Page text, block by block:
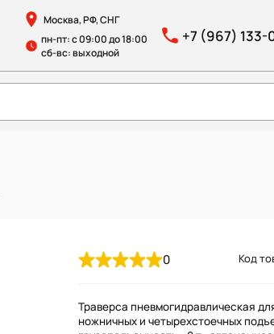
Москва, РФ, СНГ
пн-пт: с 09:00 до 18:00
сб-вс: выходной
+7 (967) 133-
0 Код
Траверса пневмогидравлическая
ножничных и четырехстоечных